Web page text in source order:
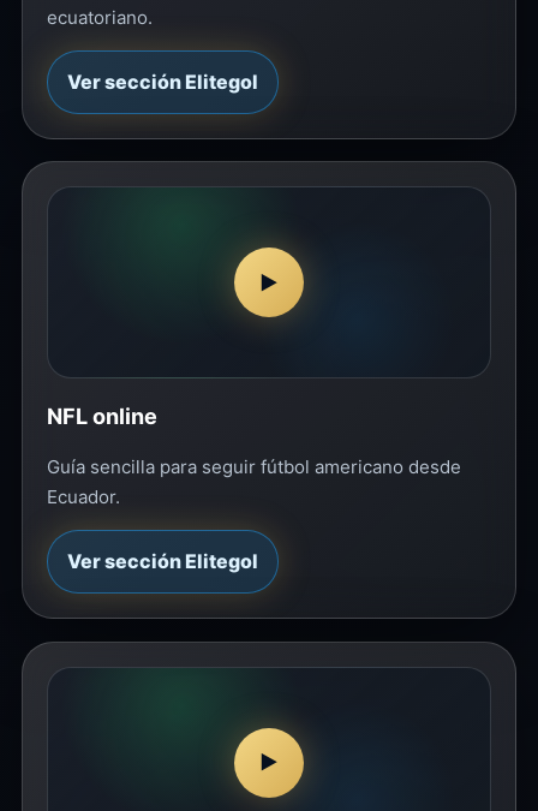
ecuatoriano.
Ver sección Elitegol
▶
NFL online
Guía sencilla para seguir fútbol americano desde
Ecuador.
Ver sección Elitegol
▶